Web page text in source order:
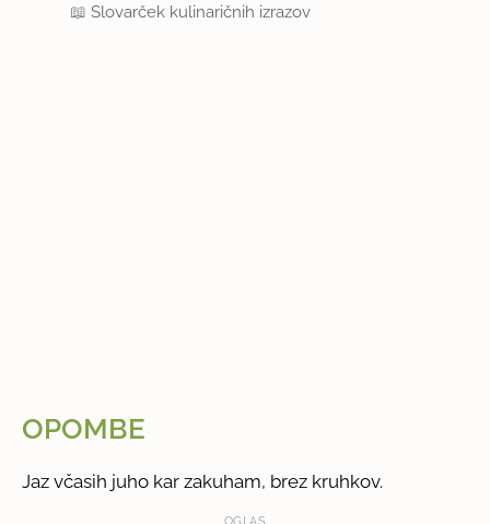
📖Slovarček kulinaričnih izrazov
OPOMBE
Jaz včasih juho kar zakuham, brez kruhkov.